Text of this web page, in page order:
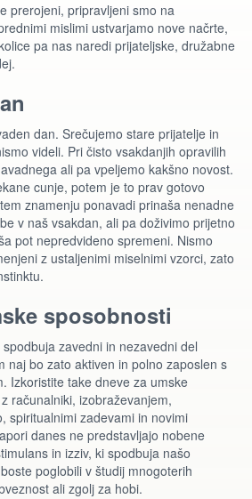
prerojeni, pripravljeni smo na
mislimi ustvarjamo nove načrte,
pa nas naredi prijateljske, družabne
dan. Srečujemo stare prijatelje in
videli. Pri čisto vsakdanjih opravilih
ali pa vpeljemo kakšno novost.
cunje, potem je to prav gotovo
znamenju ponavadi prinaša nenadne
v naš vsakdan, ali pa doživimo prijetno
pot nepredvideno spremeni. Nismo
z ustaljenimi miselnimi vzorci, zato
sposobnosti
zavedni in nezavedni del
naj bo zato aktiven in polno zaposlen s
Izkoristite take dneve za umske
računalniki, izobraževanjem,
spiritualnimi zadevami in novimi
danes ne predstavljajo nobene
in izziv, ki spodbuja našo
poglobili v študij mnogoterih
ali zgolj za hobi.